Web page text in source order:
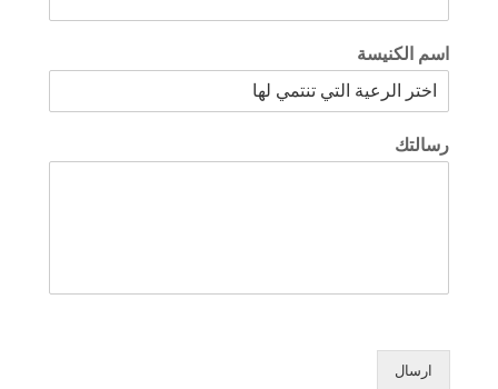
اسم الكنيسة
رسالتك
ارسال